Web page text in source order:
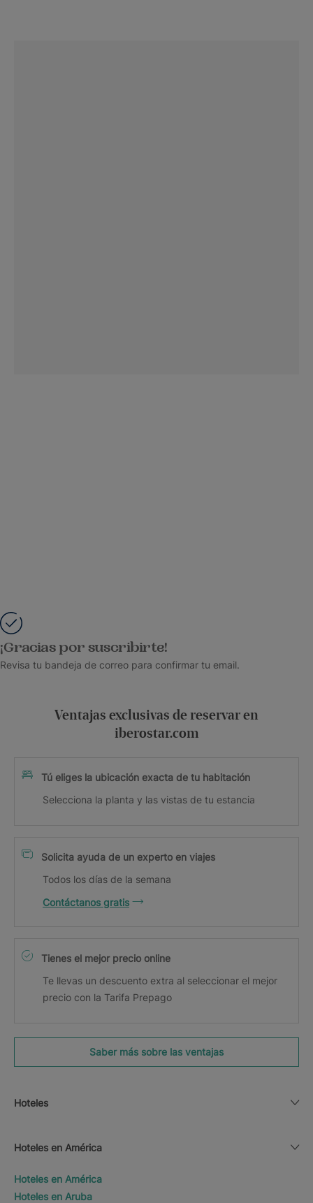
¡Gracias por suscribirte!
Revisa tu bandeja de correo para confirmar tu email.
Ventajas exclusivas de reservar en
iberostar.com
Tú eliges la ubicación exacta de tu habitación
Selecciona la planta y las vistas de tu estancia
Solicita ayuda de un experto en viajes
Todos los días de la semana
Contáctanos gratis
Tienes el mejor precio online
Te llevas un descuento extra al seleccionar el mejor
precio con la Tarifa Prepago
Saber más sobre las ventajas
Hoteles
Hoteles en América
Hoteles en América
Hoteles en Aruba